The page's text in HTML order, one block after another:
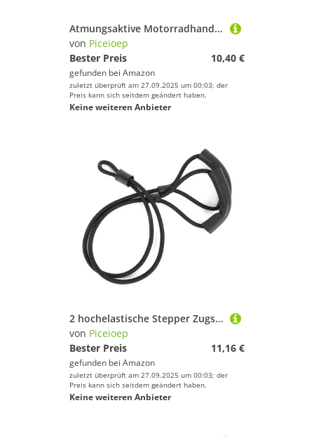
Atmungsaktive Motorradhandschuhe mit Fingerflexibilität, leicht, stoßfest, für Fitnessstudio, Training und Outdoor-Schutzmotorrad
von Piceioep
Bester Preis
10,40 €
gefunden bei Amazon
zuletzt überprüft am 27.09.2025 um 00:03; der
Preis kann sich seitdem geändert haben.
Keine weiteren Anbieter
2 hochelastische Stepper Zugseile Widerstandsband Heim-Fitnessgerät Workout & Übung Handgriffseil, verstellbare Übung
von Piceioep
Bester Preis
11,16 €
gefunden bei Amazon
zuletzt überprüft am 27.09.2025 um 00:03; der
Preis kann sich seitdem geändert haben.
Keine weiteren Anbieter